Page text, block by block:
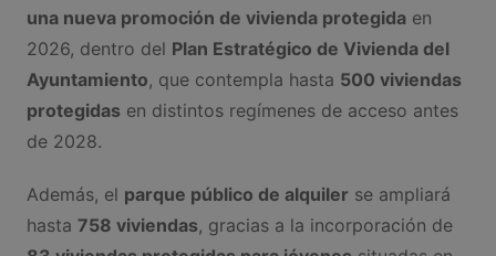
una nueva promoción de vivienda protegidaen
2026, dentro del Plan Estratégico de Vivienda del
Ayuntamiento, que contempla hasta 500 viviendas
protegidasen distintos regímenes de acceso antes
de 2028.
Además, el parque público de alquiler se ampliará
hasta 758 viviendas, gracias a la incorporación de